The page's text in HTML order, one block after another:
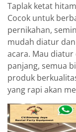
Taplak ketat
Cocok untuk
pernikahan,
mudah diatur
acara. Mau diatur
panjang, semua
produk
yang rapi akan